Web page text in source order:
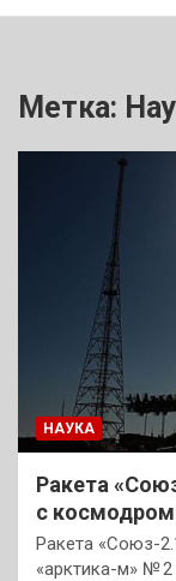
Метка:
НАУКА
Ракета
с
Ракета «Союз-
«арктика-м» №